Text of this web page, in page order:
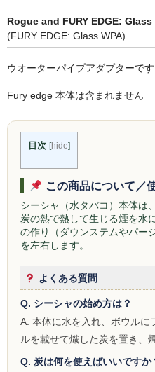
業務用補充オーダー
入荷予定 / 最新情報
予約
シーシャ
CyberChill
НА ГРАНИ (NA GRANI)
SHISHABUCKS
dschinni
Oduman
Kaloud
Khalil Mamoon
Rogue and FURY EDGE: Glass
(FURY EDGE: Glass WPA)
ウオーターパイプアダプターで
Fury edge 本体は含まれません
目次 [hide]
この商品について／
シーシャ（水タバコ）本体は
炭の熱で熱して生じる煙を水
の作り（ダウンステムやパー
を左右します。
よくある質問
Q. シーシャの始め方は？
A. 本体に水を入れ、ボウルに
ルを載せて熾した炭を置き、
Q. 炭は何を使えばいいですか